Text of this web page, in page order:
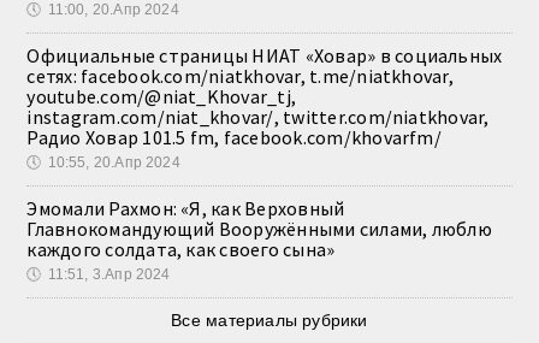
🕔 11:00, 20.Апр 2024
Официальные страницы НИАТ «Ховар» в социальных
сетях: facebook.com/niatkhovar, t.me/niatkhovar,
youtube.com/@niat_Khovar_tj,
instagram.com/niat_khovar/, twitter.com/niatkhovar,
Радио Ховар 101.5 fm, facebook.com/khovarfm/
🕔 10:55, 20.Апр 2024
Эмомали Рахмон: «Я, как Верховный
Главнокомандующий Вооружёнными силами, люблю
каждого солдата, как своего сына»
🕔 11:51, 3.Апр 2024
Все материалы рубрики